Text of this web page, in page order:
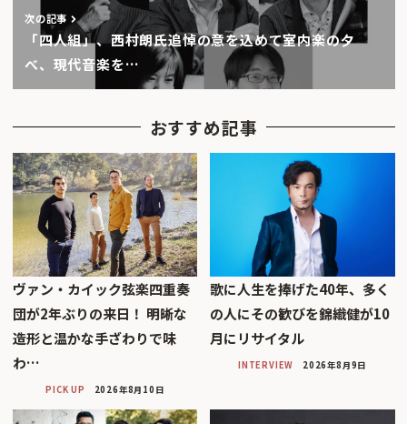
次の記事
「四人組」、西村朗氏追悼の意を込めて室内楽の夕
べ、現代音楽を…
おすすめ記事
ヴァン・カイック弦楽四重奏
団が2年ぶりの来日！ 明晰な
造形と温かな手ざわりで味
わ…
PICK UP 2026年8月10日
歌に人生を捧げた40年、多く
の人にその歓びを錦織健が10
月にリサイタル
INTERVIEW 2026年8月9日